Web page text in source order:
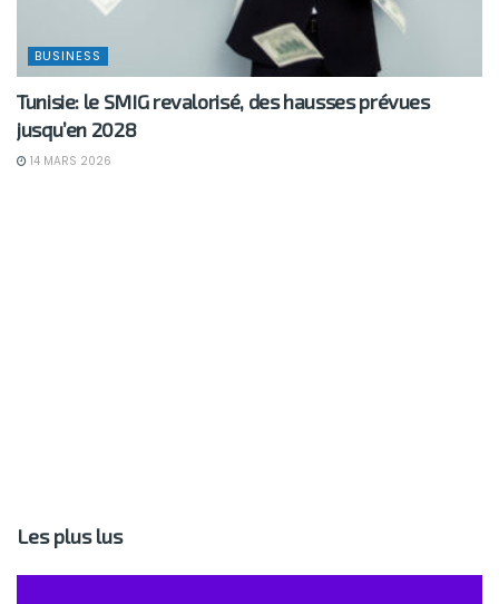
BUSINESS
Tunisie: le SMIG revalorisé, des hausses prévues
jusqu’en 2028
14 MARS 2026
Les plus lus